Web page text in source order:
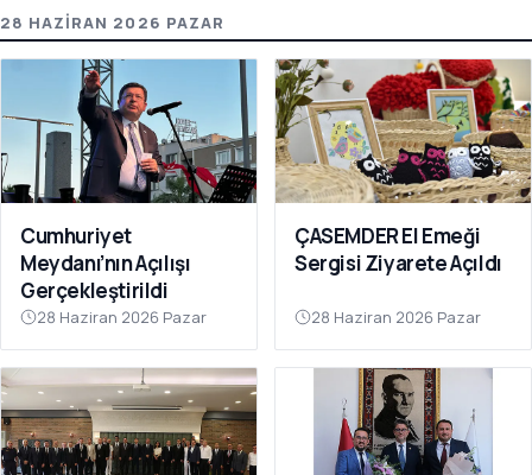
28 HAZIRAN 2026 PAZAR
Cumhuriyet
Meydanı’nın Açılışı
Gerçekleştirildi
28 Haziran 2026 Pazar
ÇASEMDER El Emeği
Sergisi Ziyarete Açıldı
28 Haziran 2026 Pazar